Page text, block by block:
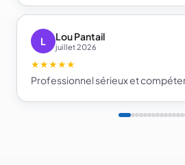
beaucoup plus serein sur la
Je recommande e-infomat.
L
Lou Pantail
juillet 2026
★★★★★
Professionnel sérieux et